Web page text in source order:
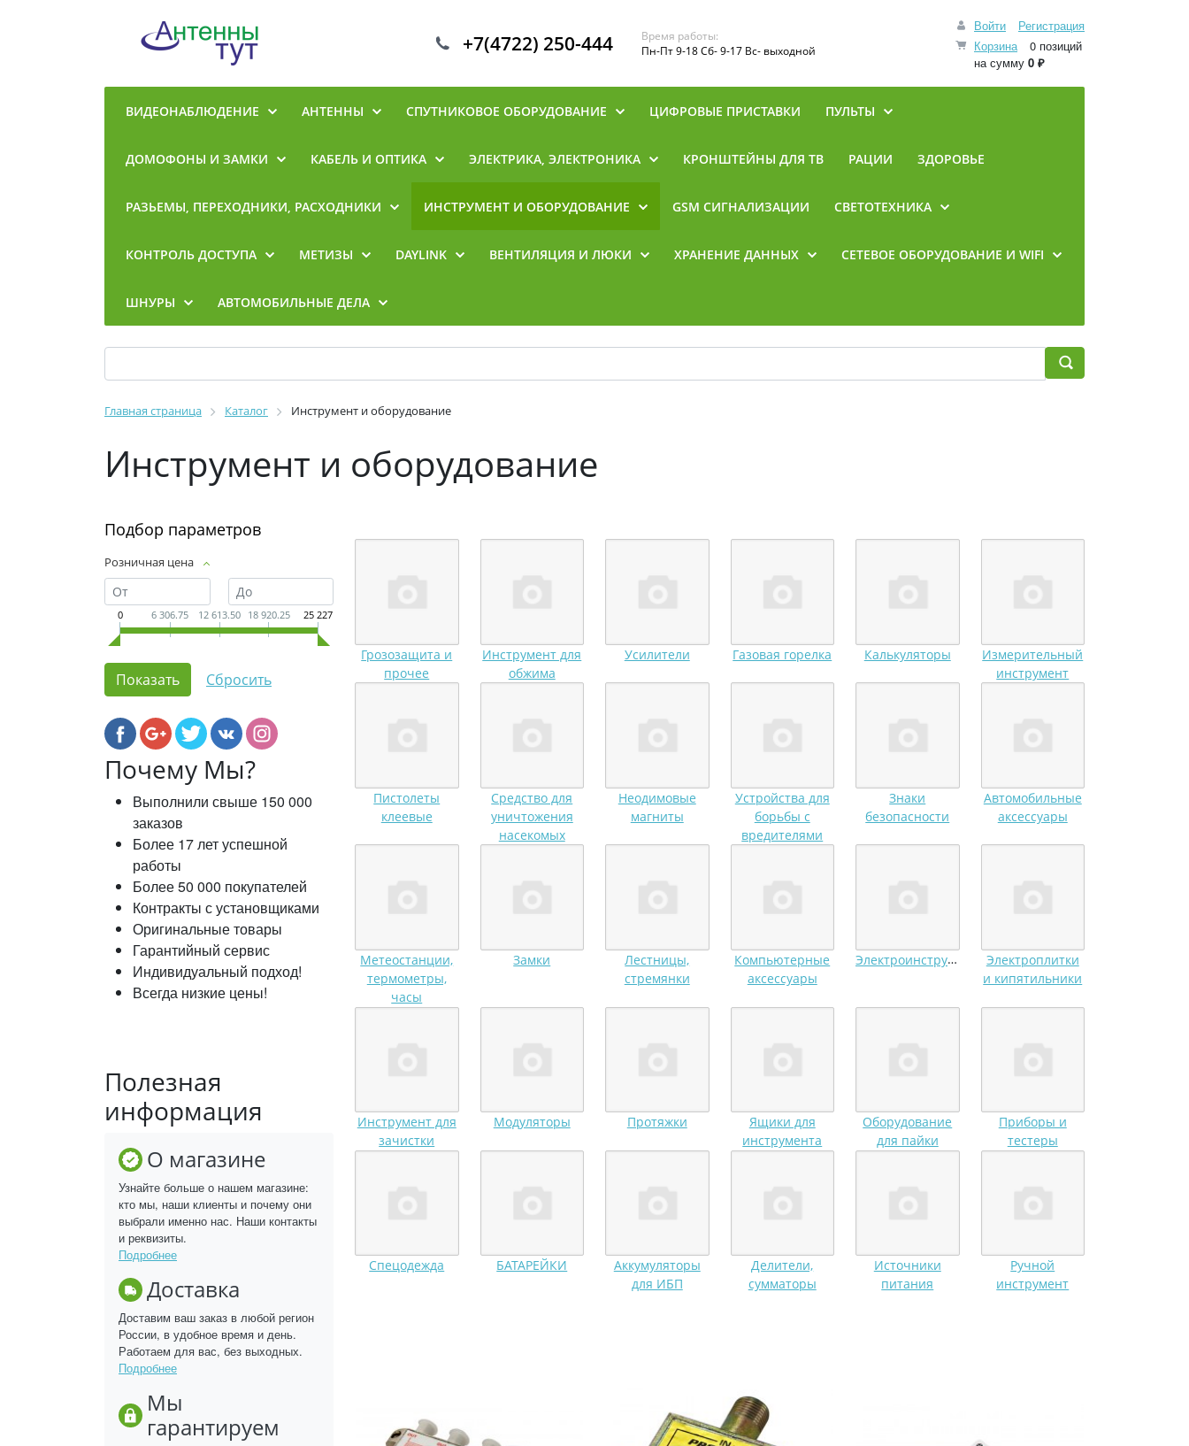
Войти
Регистрация
Корзина
0 позиций
на сумму 0 ₽
+7(4722) 250-444
Время работы:
Пн-Пт 9-18 Сб- 9-17 Вс- выходной
ВИДЕОНАБЛЮДЕНИЕ АНТЕННЫ СПУТНИКОВОЕ ОБОРУДОВАНИЕ ЦИФРОВЫЕ ПРИСТАВКИ ПУЛЬТЫ
ДОМОФОНЫ И ЗАМКИ КАБЕЛЬ И ОПТИКА ЭЛЕКТРИКА, ЭЛЕКТРОНИКА КРОНШТЕЙНЫ ДЛЯ ТВ РАЦИИ ЗДОРОВЬЕ
РАЗЬЕМЫ, ПЕРЕХОДНИКИ, РАСХОДНИКИ ИНСТРУМЕНТ И ОБОРУДОВАНИЕ GSM СИГНАЛИЗАЦИИ СВЕТОТЕХНИКА
КОНТРОЛЬ ДОСТУПА МЕТИЗЫ DAYLINK ВЕНТИЛЯЦИЯ И ЛЮКИ ХРАНЕНИЕ ДАННЫХ CЕТЕВОЕ ОБОРУДОВАНИЕ И WIFI
ШНУРЫ АВТОМОБИЛЬНЫЕ ДЕЛА
Главная страница Каталог Инструмент и оборудование
Инструмент и оборудование
Подбор параметров
Розничная цена
0 6 306.75 12 613.50 18 920.25 25 227
Почему Мы?
Выполнили свыше 150 000
заказов
Более 17 лет успешной
работы
Более 50 000 покупателей
Контракты с установщиками
Оригинальные товары
Гарантийный сервис
Индивидуальный подход!
Всегда низкие цены!
Полезная
информация
О магазине
Узнайте больше о нашем магазине:
кто мы, наши клиенты и почему они
выбрали именно нас. Наши контакты
и реквизиты.
Подробнее
Доставка
Доставим ваш заказ в любой регион
России, в удобное время и день.
Работаем для вас, без выходных.
Подробнее
Мы
гарантируем
Грозозащита и
прочее
Инструмент для
обжима
Усилители Газовая горелка Калькуляторы
Измерительный
инструмент
Пистолеты
клеевые
Средство для
уничтожения
насекомых
Неодимовые
магниты
Устройства для
борьбы с
вредителями
Знаки
безопасности
Автомобильные
аксессуары
Метеостанции,
термометры,
часы
Замки
Лестницы,
стремянки
Компьютерные
аксессуары
Электроинструмент
Электроплитки
и кипятильники
Инструмент для
зачистки
Модуляторы Протяжки
Ящики для
инструмента
Оборудование
для пайки
Приборы и
тестеры
Спецодежда БАТАРЕЙКИ
Аккумуляторы
для ИБП
Делители,
сумматоры
Источники
питания
Ручной
инструмент